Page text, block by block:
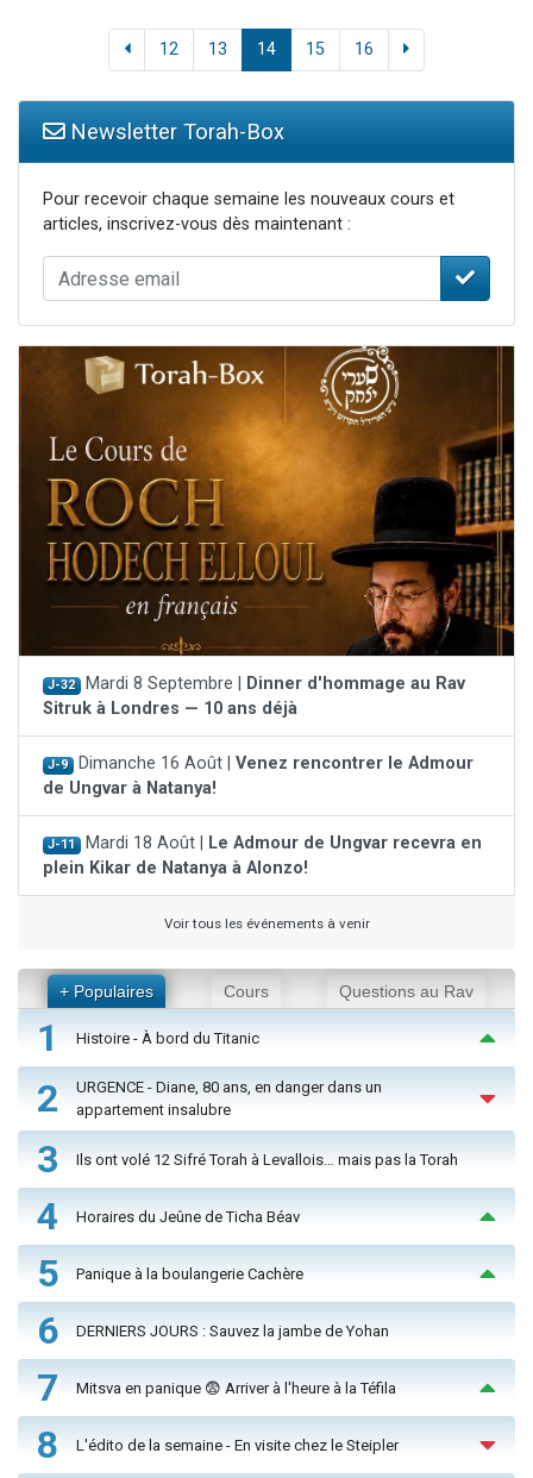
12 13 14 15 16
Newsletter Torah-Box
Pour recevoir chaque semaine les nouveaux cours et
articles, inscrivez-vous dès maintenant :
J-32 Mardi 8 Septembre |
Dinner d'hommage au Rav
Sitruk à Londres — 10 ans déjà
J-9 Dimanche 16 Août | Venez rencontrer le Admour
de Ungvar à Natanya!
J-11 Mardi 18 Août |
Le Admour de Ungvar recevra en
plein Kikar de Natanya à Alonzo!
Voir tous les événements à venir
+ Populaires Cours Questions au Rav
1 Histoire - À bord du Titanic
2
URGENCE - Diane, 80 ans, en danger dans un
appartement insalubre
3 Ils ont volé 12 Sifré Torah à Levallois… mais pas la Torah
4 Horaires du Jeûne de Ticha Béav
5 Panique à la boulangerie Cachère
6 DERNIERS JOURS : Sauvez la jambe de Yohan
7 Mitsva en panique 😨 Arriver à l'heure à la Téfila
8 L'édito de la semaine - En visite chez le Steipler